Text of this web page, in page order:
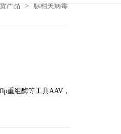
产品 > 腺相关病毒
重组酶等工具AAV，